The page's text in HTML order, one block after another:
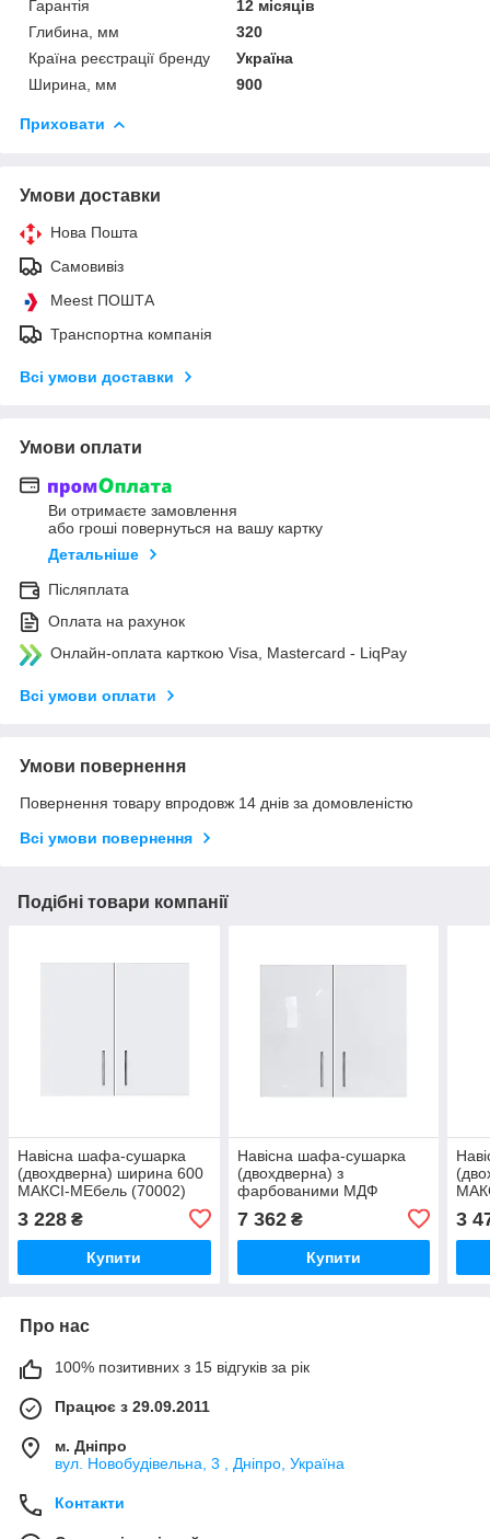
Гарантія
12 місяців
Глибина, мм
320
Країна реєстрації бренду
Україна
Ширина, мм
900
Приховати
Умови доставки
Нова Пошта
Самовивіз
Meest ПОШТА
Транспортна компанія
Всі умови доставки
Умови оплати
Ви отримаєте замовлення
або гроші повернуться на вашу картку
Детальніше
Післяплата
Оплата на рахунок
Онлайн-оплата карткою Visa, Mastercard - LiqPay
Всі умови оплати
Умови повернення
Повернення товару впродовж 14 днів за домовленістю
Всі умови повернення
Подібні товари компанії
Навісна шафа-сушарка
(двохдверна) ширина 600
МАКСІ-МЕбель (70002)
3 228 ₴
Купити
Навісна шафа-сушарка
(двохдверна) з
фарбованими МДФ
МАКСІ-Мебель (5102245)
7 362₴
Купити
3
Про нас
100% позитивних з 15 відгуків за рік
Працює з 29.09.2011
м. Дніпро
вул. Новобудівельна, 3 , Дніпро, Україна
Контакти